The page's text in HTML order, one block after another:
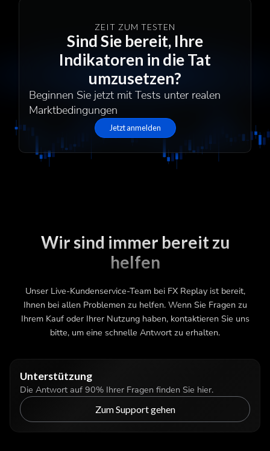
ZEIT ZUM TESTEN
Sind Sie bereit, Ihre
Indikatoren in die Tat
umzusetzen?
Beginnen Sie jetzt mit Tests unter realen
Marktbedingungen
Jetzt anmelden
Wir sind immer bereit zu
helfen
Unser Live-Kundenservice-Team bei FX Replay ist bereit,
Ihnen bei allen Problemen zu helfen. Wenn Sie Fragen zu
Ihrem Kauf oder Ihrer Nutzung haben, kontaktieren Sie uns
bitte, um eine schnelle Antwort zu erhalten.
Unterstützung
Die Antwort auf 90% Ihrer Fragen finden Sie hier.
Zum Support gehen